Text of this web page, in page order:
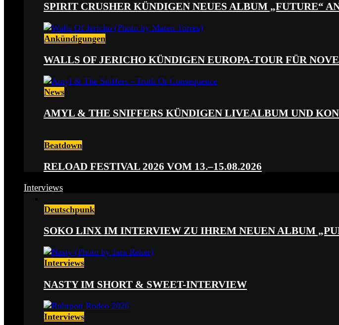
SPIRIT CRUSHER KÜNDIGEN NEUES ALBUM „FUTURE“
Ankündigungen
WALLS OF JERICHO KÜNDIGEN EUROPA-TOUR FÜR
News
AMYL & THE SNIFFERS KÜNDIGEN LIVEALBUM UND
Beatdown
RELOAD FESTIVAL 2026 VOM 13.–15.08.2026
Interviews
Deutschpunk
SOKO LINX IM INTERVIEW ZU IHREM NEUEN ALBUM
Interviews
NASTY IM SHORT & SWEET-INTERVIEW
Interviews